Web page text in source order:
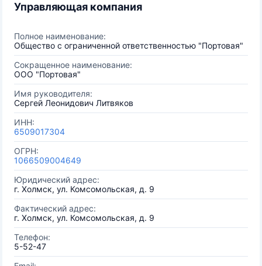
Управляющая компания
Полное наименование:
Общество с ограниченной ответственностью "Портовая"
Сокращенное наименование:
ООО "Портовая"
Имя руководителя:
Сергей Леонидович Литвяков
ИНН:
6509017304
ОГРН:
1066509004649
Юридический адрес:
г. Холмск, ул. Комсомольская, д. 9
Фактический адрес:
г. Холмск, ул. Комсомольская, д. 9
Телефон:
5-52-47